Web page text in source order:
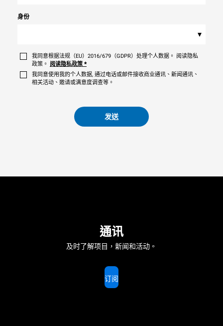
身份
▾
我同意根据法规（EU）2016/679（GDPR）处理个人数据。 阅读隐私
政策。 阅读隐私政策 *
我同意使用我的个人数据, 通过电话或邮件接收商业通讯、新闻通讯、
相关活动、邀请或满意度调查等。
发送
通讯
及时了解项目，新闻和活动。
订阅